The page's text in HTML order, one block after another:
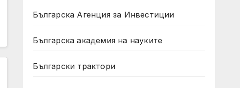
Българска Агенция за Инвестиции
Българска академия на науките
Български трактори